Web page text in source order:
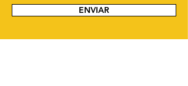
ENVIAR